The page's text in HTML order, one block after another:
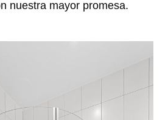
nuestra mayor promesa.